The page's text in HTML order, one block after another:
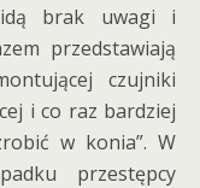
idą brak uwagi i
przedstawiają
czujniki
i co raz bardziej
w konia”. W
przestępcy